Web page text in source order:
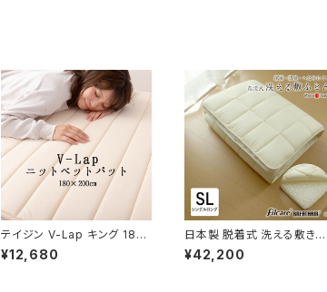
テイジン V-Lap キング 180
×200cm 綿100％ 無地 洗え
る 敷きパット 敷きパッド 敷シ
¥12,680
日本製 脱着式 洗える敷き布
団 シングルロングサイズ 100
×210cm 洗えるブレスエアー
¥42,200